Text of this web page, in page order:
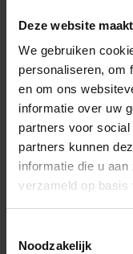
Deze website
We gebruiken
personaliseren, om
en om ons
informatie over uw
partners voor
partners kunnen
informatie die u
verzameld op basis
Noodzakelijk
Art-Nr.: 188271
Dune Ceramica
Ginger 21.5x25 cm
Naturale
Levertijd 15-28